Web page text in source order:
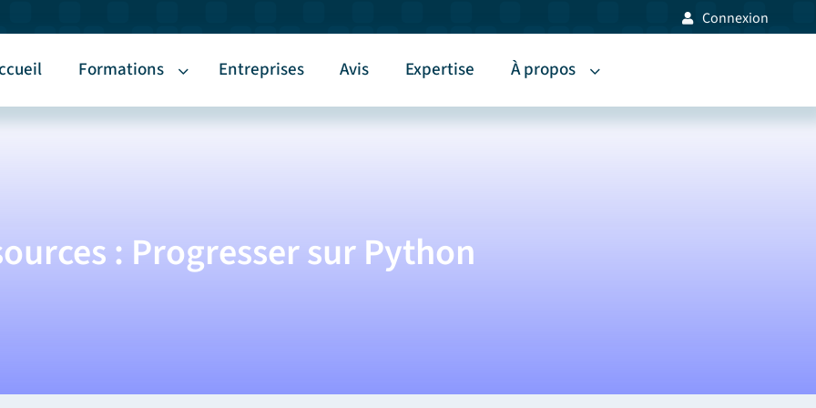
Connexion
Formations Entreprises Avis Expertise À propos
: Progresser sur Python